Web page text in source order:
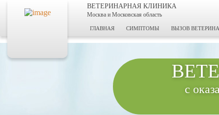
ВЕТЕРИНАРНАЯ КЛИНИКА
Москва и Московская область
ГЛАВНАЯ СИМПТОМЫ ВЫЗОВ
с